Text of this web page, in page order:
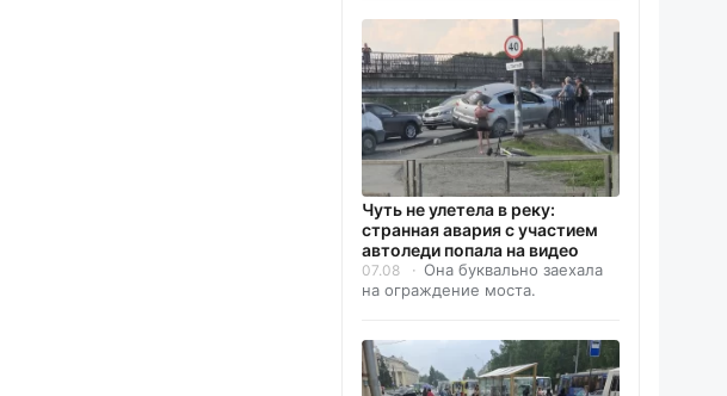
Чуть не улетела в реку:
странная авария с участием
автоледи попала на видео
07.08
Она буквально заехала
на ограждение моста.